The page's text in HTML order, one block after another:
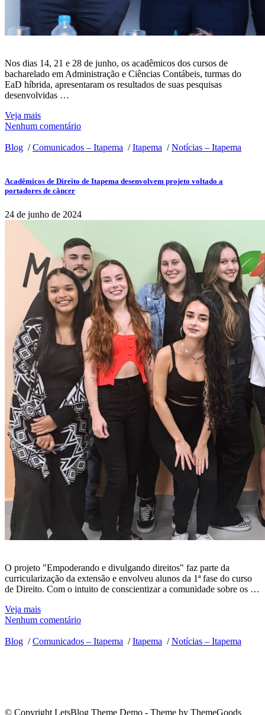
Nos dias 14, 21 e 28 de junho, os acadêmicos dos cursos de
bacharelado em Administração e Ciências Contábeis, turmas do
EaD híbrida, apresentaram os resultados de suas pesquisas
desenvolvidas …
Veja mais
Nenhum comentário
Blog /Comunicados – Itapema /Itapema /Notícias – Itapema
Acadêmicos de Direito de Itapema desenvolvem projeto voltado a
portadores de câncer
24 de junho de 2024
O projeto "Empoderando e divulgando direitos" faz parte da
curricularização da extensão e envolveu alunos da 1ª fase do curso
de Direito. Com o intuito de conscientizar a comunidade sobre os …
Veja mais
Nenhum comentário
Blog /Comunicados – Itapema /Itapema /Notícias – Itapema
© Copyright LetsBlog Theme Demo - Theme by ThemeGoods